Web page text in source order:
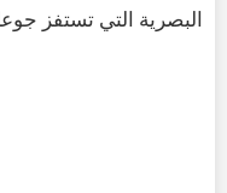
البصرية التي تستفز